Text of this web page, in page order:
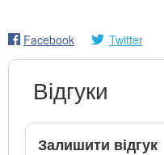
Facebook Twitter
Відгуки
Залишити відгук